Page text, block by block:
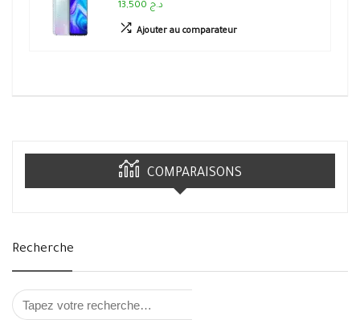
13,500 د.ج
Ajouter au comparateur
COMPARAISONS
Recherche